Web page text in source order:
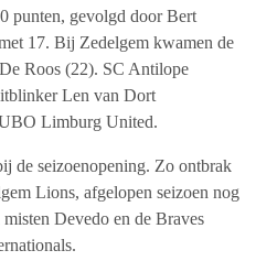
punten, gevolgd door Bert
17. Bij Zedelgem kwamen de
Roos (22). SC Antilope
Len van Dort
Limburg United.
de seizoenopening. Zo ontbrak
Lions, afgelopen seizoen nog
Devedo en de Braves